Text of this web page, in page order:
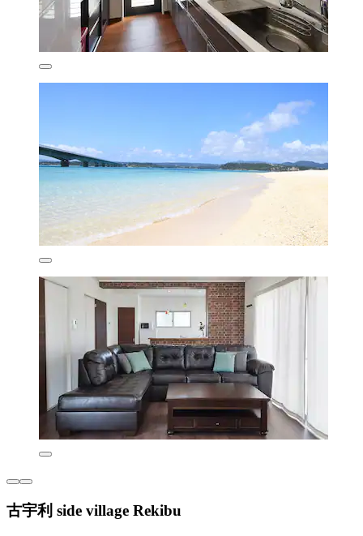
古宇利 side village Rekibu